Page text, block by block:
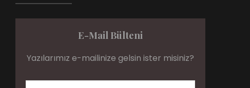
E-Mail Bülteni
Yazılarımız e-mailinize gelsin ister misiniz?